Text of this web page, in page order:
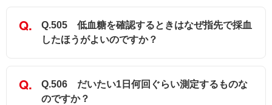
Q.505 低血糖を確認するときはなぜ指先で採血
したほうがよいのですか？
Q.506 だいたい1日何回ぐらい測定するものな
のですか？